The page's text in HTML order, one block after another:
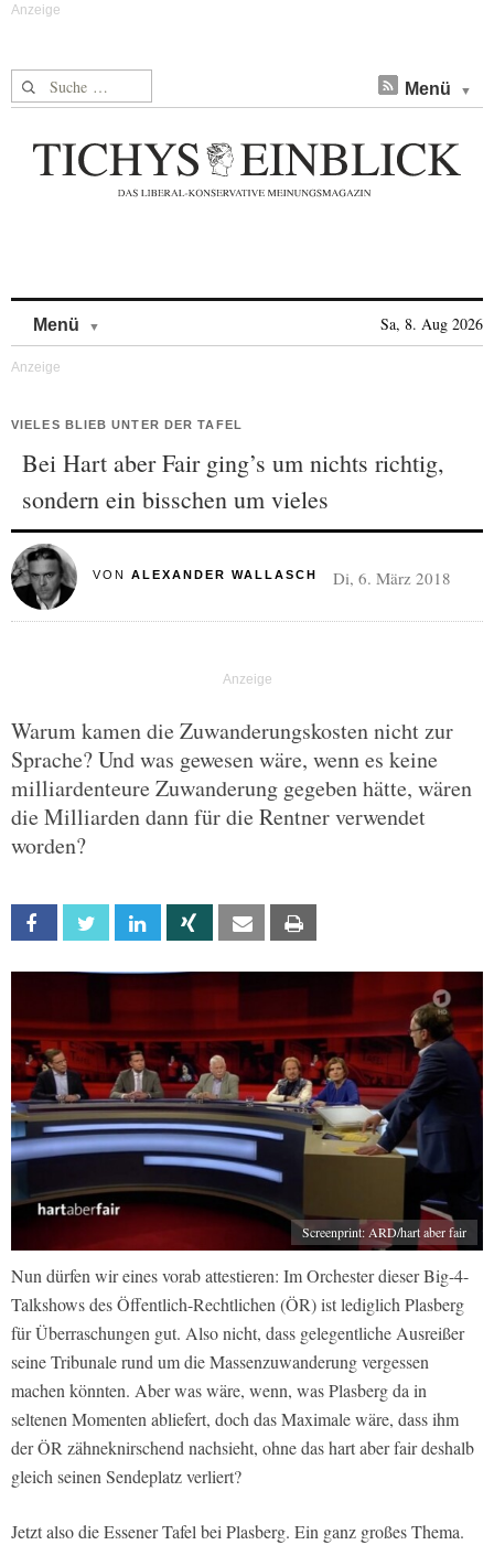
Suche nach: Menü
Menü Sa, 8. Aug 2026
VIELES BLIEB UNTER DER TAFEL
Bei Hart aber Fair ging’s um nichts richtig,
sondern ein bisschen um vieles
VON ALEXANDER WALLASCH Di, 6. März 2018
Warum kamen die Zuwanderungskosten nicht zur
Sprache? Und was gewesen wäre, wenn es keine
milliardenteure Zuwanderung gegeben hätte, wären
die Milliarden dann für die Rentner verwendet
worden?
Facebook Twitter Linkedin Xing Email
Screenprint: ARD/hart aber fair
Nun dürfen wir eines vorab attestieren: Im Orchester dieser Big-4-
Talkshows des Öffentlich-Rechtlichen (ÖR) ist lediglich Plasberg
für Überraschungen gut. Also nicht, dass gelegentliche Ausreißer
seine Tribunale rund um die Massenzuwanderung vergessen
machen könnten. Aber was wäre, wenn, was Plasberg da in
seltenen Momenten abliefert, doch das Maximale wäre, dass ihm
der ÖR zähneknirschend nachsieht, ohne das hart aber fair deshalb
gleich seinen Sendeplatz verliert?
Jetzt also die Essener Tafel bei Plasberg. Ein ganz großes Thema.